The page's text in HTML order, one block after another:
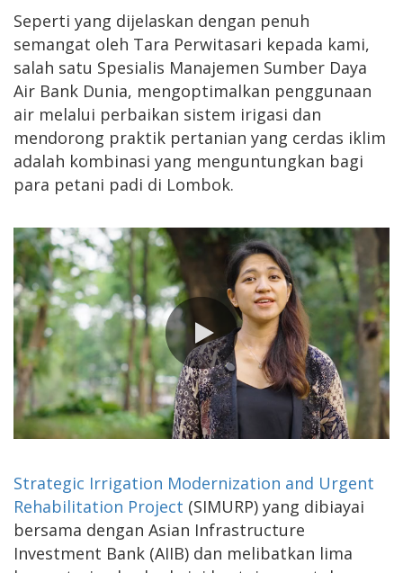
Seperti yang dijelaskan dengan penuh
semangat oleh Tara Perwitasari kepada kami,
salah satu Spesialis Manajemen Sumber Daya
Air Bank Dunia, mengoptimalkan penggunaan
air melalui perbaikan sistem irigasi dan
mendorong praktik pertanian yang cerdas iklim
adalah kombinasi yang menguntungkan bagi
para petani padi di Lombok.
0:00 / 2:52
Strategic Irrigation Modernization and Urgent
Rehabilitation Project (SIMURP) yang dibiayai
bersama dengan Asian Infrastructure
Investment Bank (AIIB) dan melibatkan lima